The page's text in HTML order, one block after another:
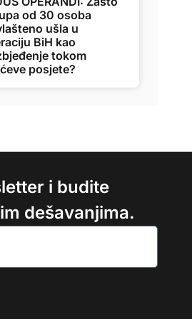
od 30 osoba
ušla u
BiH kao
tokom
posjete?
i budite
dešavanjima.